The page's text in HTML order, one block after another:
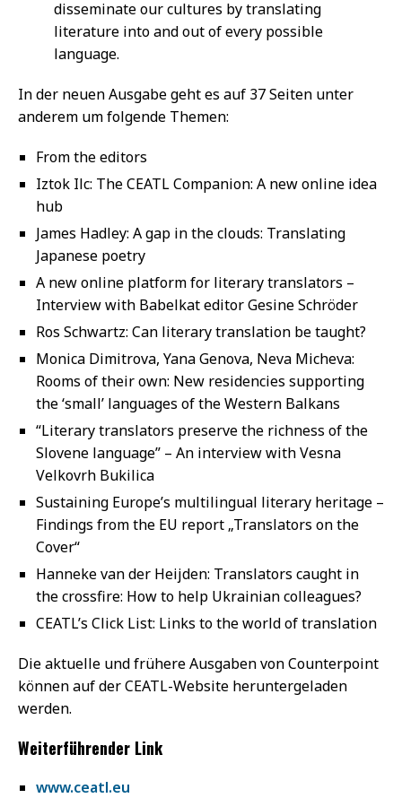
disseminate our cultures by translating
literature into and out of every possible
language.
In der neuen Ausgabe geht es auf 37 Seiten unter
anderem um folgende Themen:
From the editors
Iztok Ilc: The CEATL Companion: A new online idea
hub
James Hadley: A gap in the clouds: Translating
Japanese poetry
A new online platform for literary translators –
Interview with Babelkat editor Gesine Schröder
Ros Schwartz: Can literary translation be taught?
Monica Dimitrova, Yana Genova, Neva Micheva:
Rooms of their own: New residencies supporting
the ‘small’ languages of the Western Balkans
“Literary translators preserve the richness of the
Slovene language” – An interview with Vesna
Velkovrh Bukilica
Sustaining Europe’s multilingual literary heritage –
Findings from the EU report „Translators on the
Cover“
Hanneke van der Heijden: Translators caught in
the crossfire: How to help Ukrainian colleagues?
CEATL’s Click List: Links to the world of translation
Die aktuelle und frühere Ausgaben von Counterpoint
können auf der CEATL-Website heruntergeladen
werden.
Weiterführender Link
www.ceatl.eu